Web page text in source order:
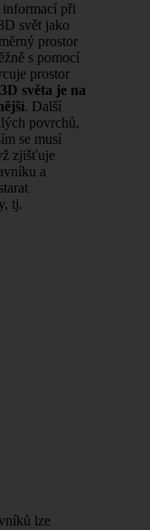
informací při
svět jako
prostor
s pomocí
prostor
světa je na
. Další
povrchů,
se musí
zjišťuje
a
tj.
lze